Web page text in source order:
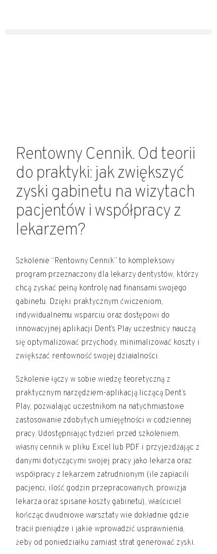
Rentowny Cennik. Od teorii
do praktyki: jak zwiększyć
zyski gabinetu na wizytach
pacjentów i współpracy z
lekarzem?
Szkolenie “Rentowny Cennik” to kompleksowy
program przeznaczony dla lekarzy dentystów, którzy
chcą zyskać pełną kontrolę nad finansami swojego
gabinetu. Dzięki praktycznym ćwiczeniom,
indywidualnemu wsparciu oraz dostępowi do
innowacyjnej aplikacji Dent’s Play uczestnicy nauczą
się optymalizować przychody, minimalizować koszty i
zwiększać rentowność swojej działalności.
Szkolenie łączy w sobie wiedzę teoretyczną z
praktycznym narzędziem-aplikacją liczącą Dent’s
Play, pozwalając uczestnikom na natychmiastowe
zastosowanie zdobytych umiejętności w codziennej
pracy. Udostępniając tydzień przed szkoleniem,
własny cennik w pliku Excel lub PDF i przyjeżdżając z
danymi dotyczącymi swojej pracy jako lekarza oraz
współpracy z lekarzem zatrudnionym (ile zapłacili
pacjenci, ilość godzin przepracowanych, prowizja
lekarza oraz spisane koszty gabinetu), właściciel
kończąc dwudniowe warsztaty wie dokładnie gdzie
tracił pieniądze i jakie wprowadzić usprawnienia,
żeby od poniedziałku zamiast strat generować zyski.